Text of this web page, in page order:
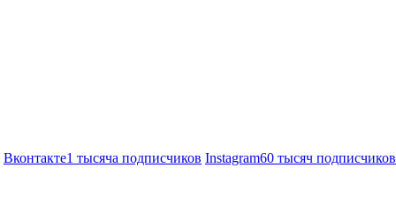
Вконтакте1 тысяча подписчиков Instagram60 тысяч подписчиков